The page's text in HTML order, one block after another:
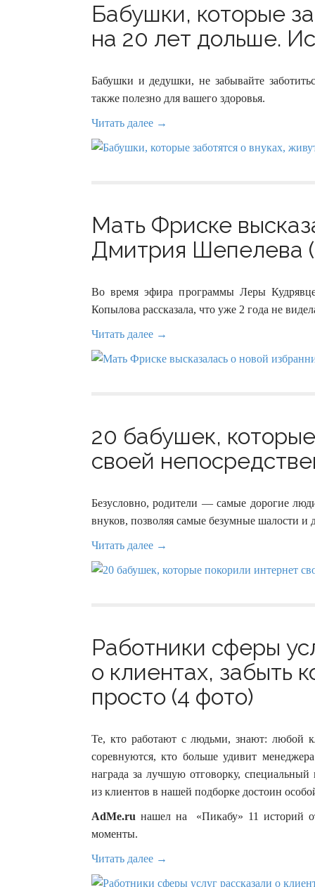
Бабушки, которые
на 20 лет дольше.
Бабушки и дедушки, не забывайте
также полезно для вашего здоровья.
Читать далее →
Мать Фриске
Дмитрия Шепелева
Во время эфира программы Леры
Копылова рассказала, что уже 2 года не
Читать далее →
20 бабушек,
своей
Безусловно, родители — самые дорогие
внуков, позволяя самые безумные шалости и
Читать далее →
Работники сферы
о клиентах, забыть
просто (4 фото)
Те, кто работают с людьми, знают: любой
соревнуются, кто больше удивит
награда за лучшую отговорку,
из клиентов в нашей подборке достоин
AdMe.ru нашел на «Пикабу» 11 историй
моменты.
Читать далее →